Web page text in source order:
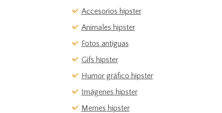
Accesorios hipster
Animales hipster
Fotos antiguas
Gifs hipster
Humor gráfico hipster
Imágenes hipster
Memes hipster